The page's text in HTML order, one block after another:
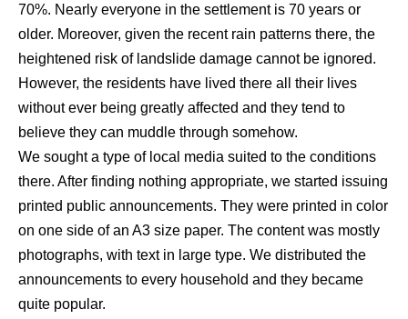
70%. Nearly everyone in the settlement is 70 years or
older. Moreover, given the recent rain patterns there, the
heightened risk of landslide damage cannot be ignored.
However, the residents have lived there all their lives
without ever being greatly affected and they tend to
believe they can muddle through somehow.
We sought a type of local media suited to the conditions
there. After finding nothing appropriate, we started issuing
printed public announcements. They were printed in color
on one side of an A3 size paper. The content was mostly
photographs, with text in large type. We distributed the
announcements to every household and they became
quite popular.